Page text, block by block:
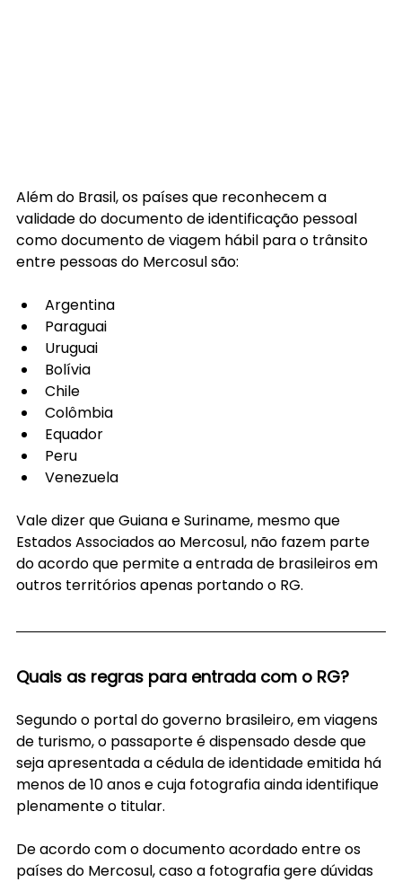
Além do Brasil, os países que reconhecem a
validade do documento de identificação pessoal
como documento de viagem hábil para o trânsito
entre pessoas do Mercosul são:
Argentina
Paraguai
Uruguai
Bolívia
Chile
Colômbia
Equador
Peru
Venezuela
Vale dizer que Guiana e Suriname, mesmo que
Estados Associados ao Mercosul, não fazem parte
do acordo que permite a entrada de brasileiros em
outros territórios apenas portando o RG.
Quais as regras para entrada com o RG?
Segundo o portal do governo brasileiro, em viagens
de turismo, o passaporte é dispensado desde que
seja apresentada a cédula de identidade emitida há
menos de 10 anos e cuja fotografia ainda identifique
plenamente o titular.
De acordo com o documento acordado entre os
países do Mercosul, caso a fotografia gere dúvidas